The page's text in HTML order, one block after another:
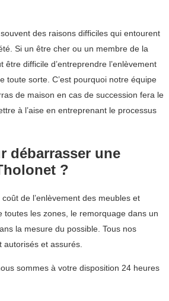
des raisons difficiles qui entourent
Si un être cher ou un membre de la
être difficile d’entreprendre l’enlèvement
toute sorte. C’est pourquoi notre équipe
de maison en cas de succession fera le
à l’aise en entreprenant le processus
débarrasser une
?
de l’enlèvement des meubles et
toutes les zones, le remorquage dans un
la mesure du possible. Tous nos
et assurés.
sommes à votre disposition 24 heures